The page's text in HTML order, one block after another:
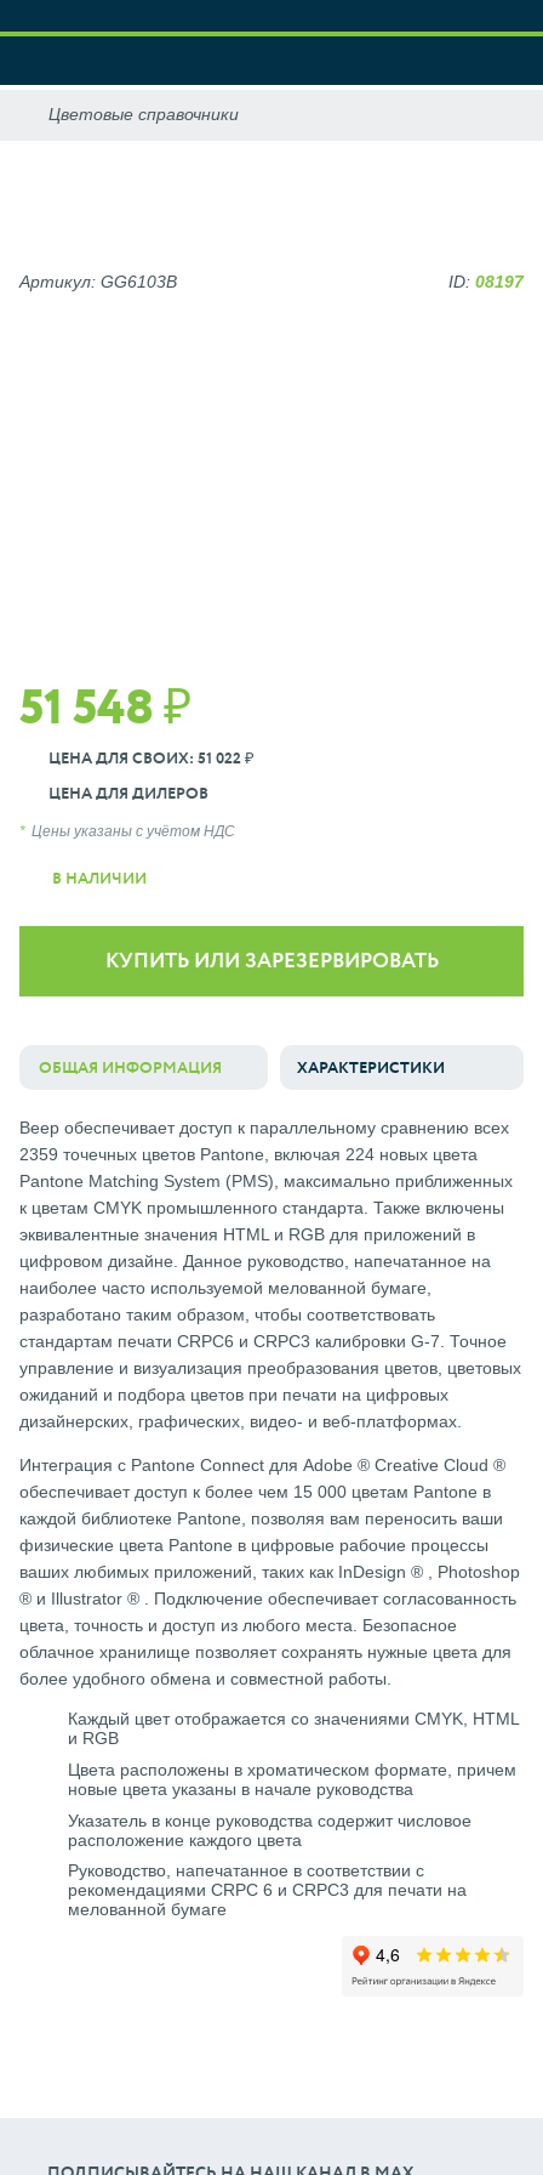
51 548 ₽
ЦЕНА ДЛЯ СВОИХ: 51 022 ₽
ЦЕНА ДЛЯ ДИЛЕРОВ
Цены указаны с учётом НДС
В НАЛИЧИИ
Артикул: GG6103B ID: 08197
КУПИТЬ ИЛИ ЗАРЕЗЕРВИРОВАТЬ
ОБЩАЯ ИНФОРМАЦИЯ ХАРАКТЕРИСТИКИ
Веер обеспечивает доступ к параллельному сравнению всех
2359 точечных цветов Pantone, включая 224 новых цвета
Pantone Matching System (PMS), максимально приближенных
к цветам CMYK промышленного стандарта. Также включены
эквивалентные значения HTML и RGB для приложений в
цифровом дизайне. Данное руководство, напечатанное на
наиболее часто используемой мелованной бумаге,
разработано таким образом, чтобы соответствовать
стандартам печати CRPC6 и CRPC3 калибровки G-7. Точное
управление и визуализация преобразования цветов, цветовых
ожиданий и подбора цветов при печати на цифровых
дизайнерских, графических, видео- и веб-платформах.
Интеграция с Pantone Connect для Adobe ® Creative Cloud ®
обеспечивает доступ к более чем 15 000 цветам Pantone в
каждой библиотеке Pantone, позволяя вам переносить ваши
физические цвета Pantone в цифровые рабочие процессы
ваших любимых приложений, таких как InDesign ® , Photoshop
® и Illustrator ® . Подключение обеспечивает согласованность
цвета, точность и доступ из любого места. Безопасное
облачное хранилище позволяет сохранять нужные цвета для
более удобного обмена и совместной работы.
Каждый цвет отображается со значениями CMYK, HTML
и RGB
Цвета расположены в хроматическом формате, причем
новые цвета указаны в начале руководства
Указатель в конце руководства содержит числовое
расположение каждого цвета
Руководство, напечатанное в соответствии с
рекомендациями CRPC 6 и CRPC3 для печати на
мелованной бумаге